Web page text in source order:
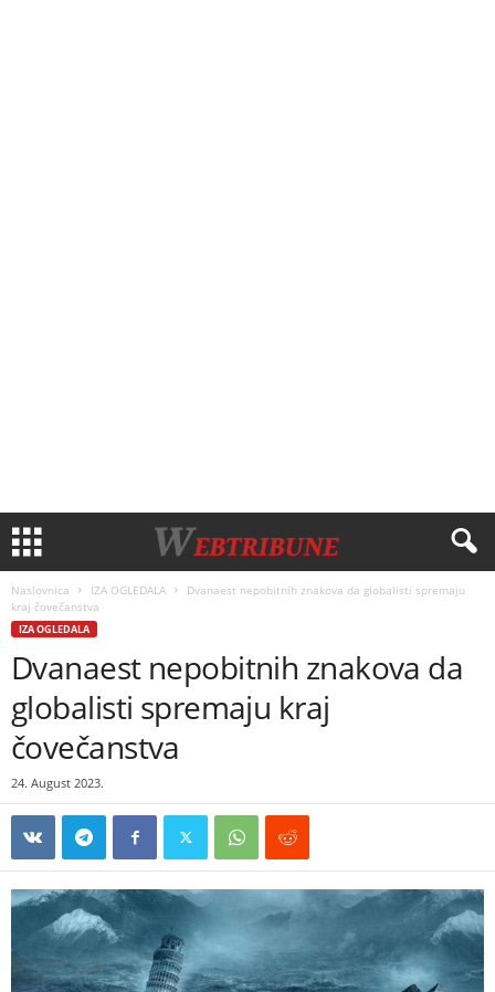
Naslovnica IZA OGLEDALA
Dvanaest nepobitnih znakova da globalisti spremaju
kraj čovečanstva
IZA OGLEDALA
Dvanaest nepobitnih znakova da
globalisti spremaju kraj
čovečanstva
24. August 2023.